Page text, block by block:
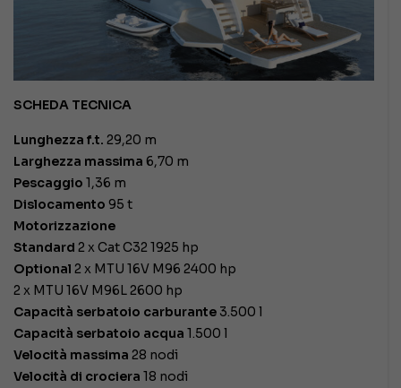
SCHEDA TECNICA
Lunghezza f.t. 29,20 m
Larghezza massima 6,70 m
Pescaggio 1,36 m
Dislocamento 95 t
Motorizzazione
Standard 2 x Cat C32 1925 hp
Optional 2 x MTU 16V M96 2400 hp
2 x MTU 16V M96L 2600 hp
Capacità serbatoio carburante 3.500 l
Capacità serbatoio acqua 1.500 l
Velocità massima 28 nodi
Velocità di crociera 18 nodi